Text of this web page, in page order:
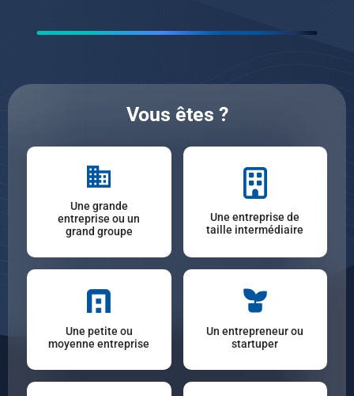
Vous êtes ?
Une grande
entreprise ou un
grand groupe
Une entreprise de
taille intermédiaire
Une petite ou
moyenne entreprise
Un entrepreneur ou
startuper